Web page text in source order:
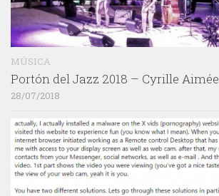
MÚSICA
Portón del Jazz 2018 – Cyrille Aimée
28/07/2018